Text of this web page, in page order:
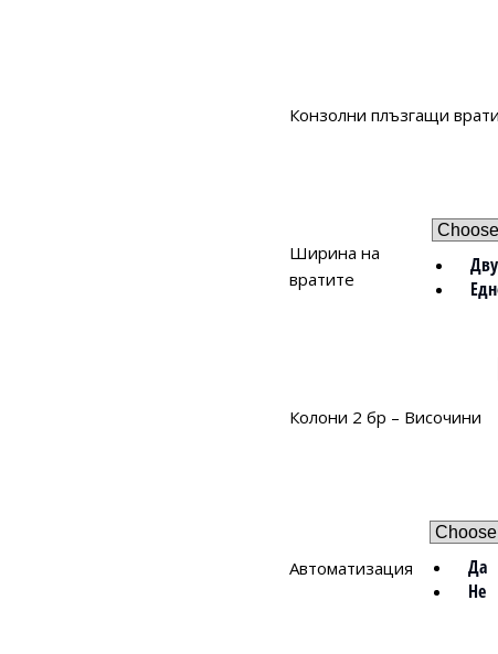
Конзолни плъзгащи
Ширина на
вратите
Колони 2 бр – Височини
Автоматизация
Да
Не